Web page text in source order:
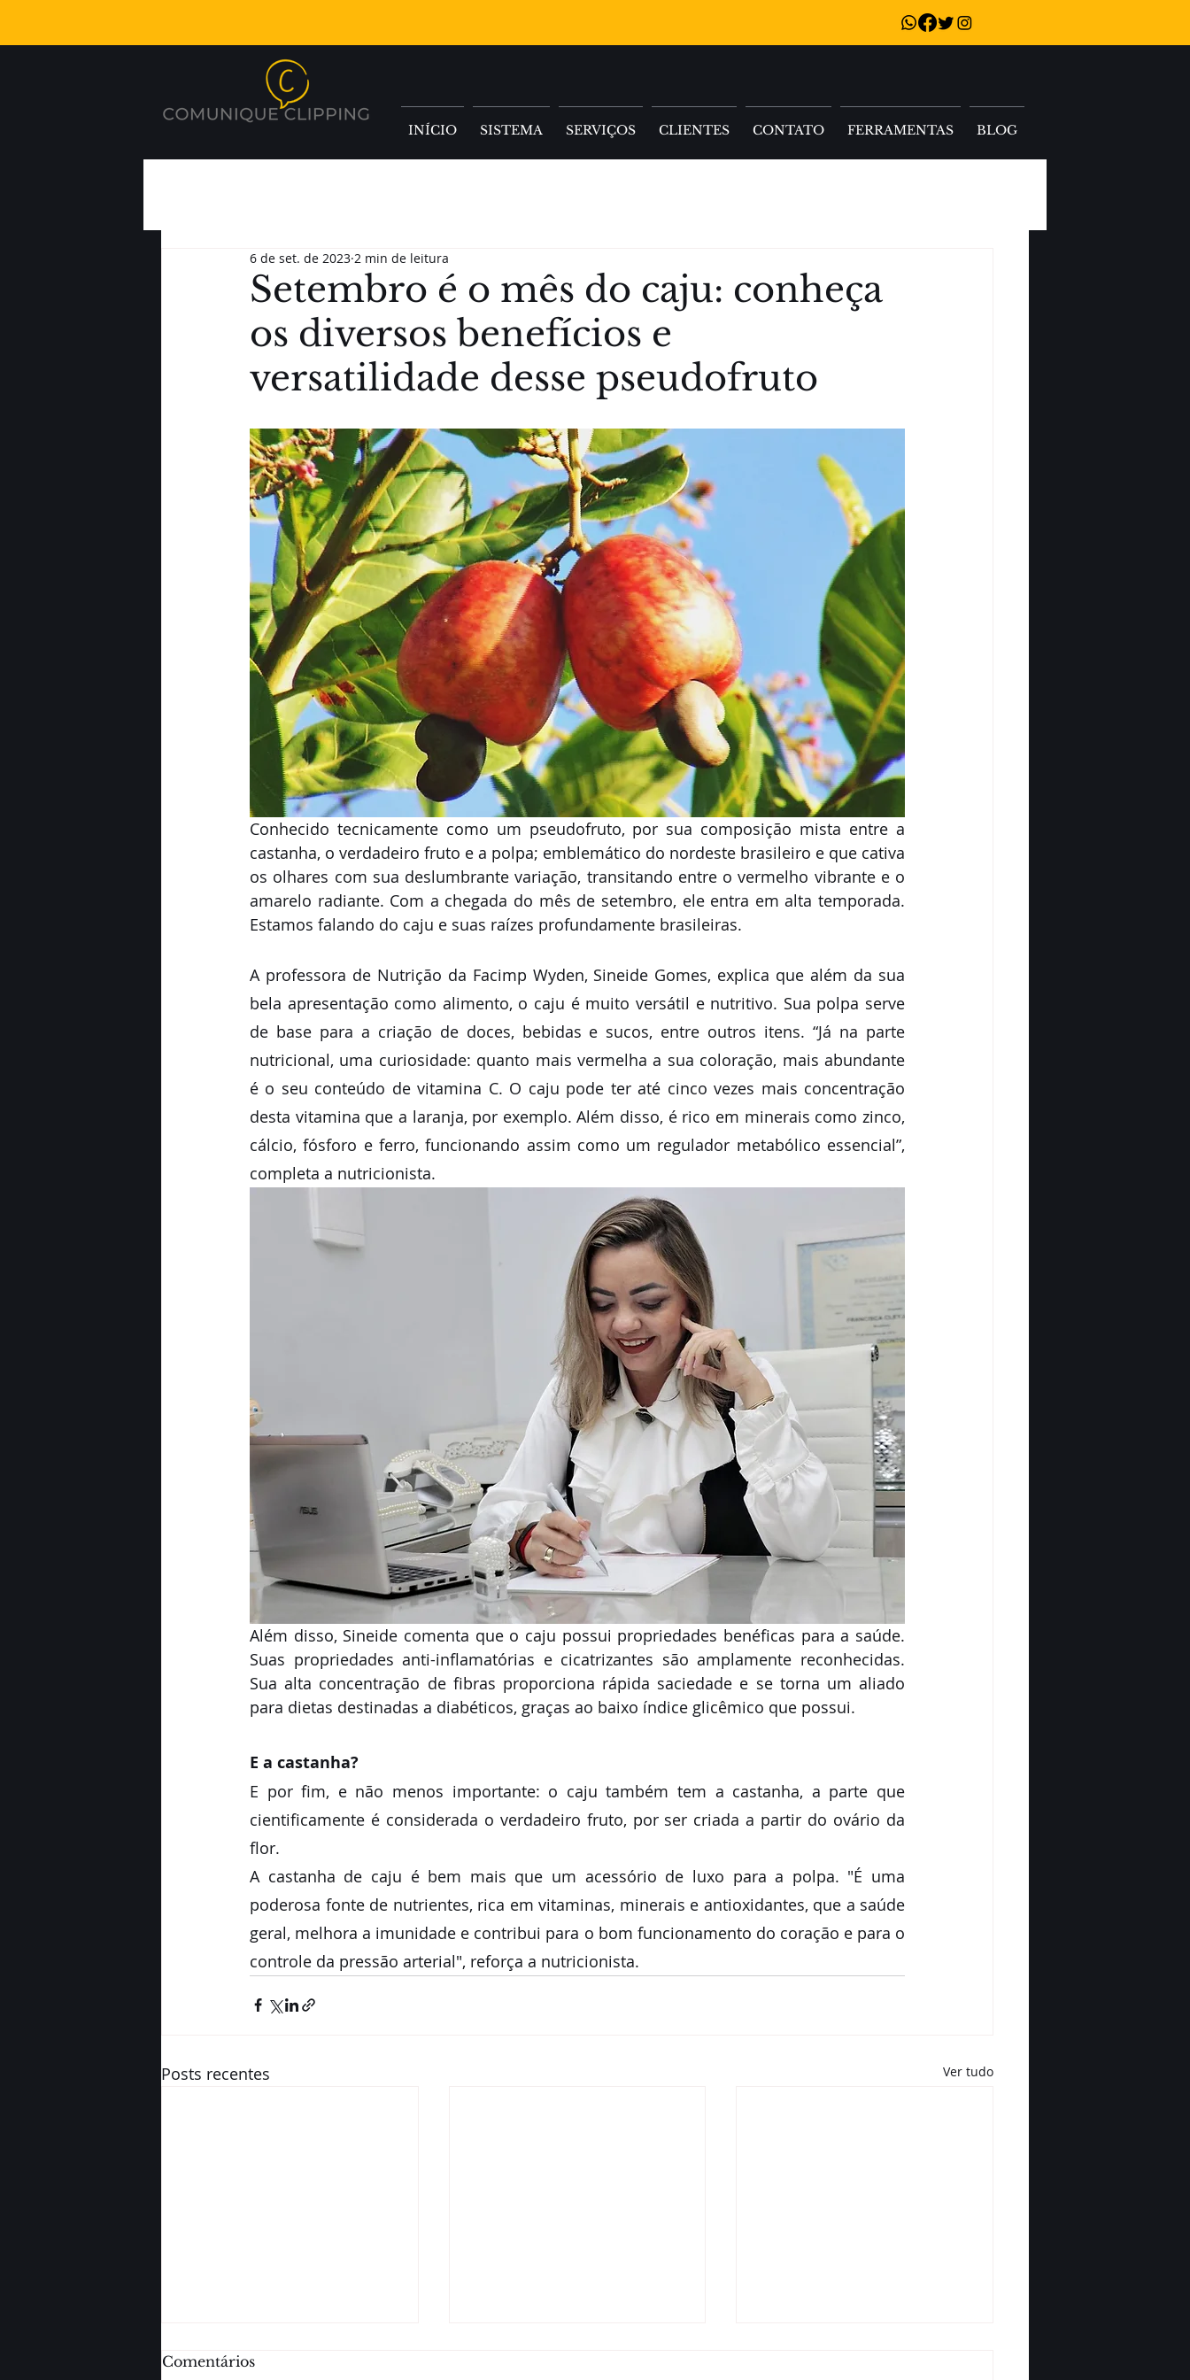
INÍCIO SISTEMA SERVIÇOS CLIENTES CONTATO FERRAMENTAS BLOG
Setembro é o mês do caju: conheça
os diversos benefícios e
versatilidade desse pseudofruto
6 de set. de 2023 2 min de leitura
Conhecido tecnicamente como um pseudofruto, por sua composição mista entre a
castanha, o verdadeiro fruto e a polpa; emblemático do nordeste brasileiro e que cativa
os olhares com sua deslumbrante variação, transitando entre o vermelho vibrante e o
amarelo radiante. Com a chegada do mês de setembro, ele entra em alta temporada.
Estamos falando do caju e suas raízes profundamente brasileiras.
A professora de Nutrição da Facimp Wyden, Sineide Gomes, explica que além da sua
bela apresentação como alimento, o caju é muito versátil e nutritivo. Sua polpa serve
de base para a criação de doces, bebidas e sucos, entre outros itens. “Já na parte
nutricional, uma curiosidade: quanto mais vermelha a sua coloração, mais abundante
é o seu conteúdo de vitamina C. O caju pode ter até cinco vezes mais concentração
desta vitamina que a laranja, por exemplo. Além disso, é rico em minerais como zinco,
cálcio, fósforo e ferro, funcionando assim como um regulador metabólico essencial”,
completa a nutricionista.
Além disso, Sineide comenta que o caju possui propriedades benéficas para a saúde.
Suas propriedades anti-inflamatórias e cicatrizantes são amplamente reconhecidas.
Sua alta concentração de fibras proporciona rápida saciedade e se torna um aliado
para dietas destinadas a diabéticos, graças ao baixo índice glicêmico que possui.
E a castanha?
E por fim, e não menos importante: o caju também tem a castanha, a parte que
cientificamente é considerada o verdadeiro fruto, por ser criada a partir do ovário da
flor.
A castanha de caju é bem mais que um acessório de luxo para a polpa. "É uma
poderosa fonte de nutrientes, rica em vitaminas, minerais e antioxidantes, que a saúde
geral, melhora a imunidade e contribui para o bom funcionamento do coração e para o
controle da pressão arterial", reforça a nutricionista.
Posts recentes Ver tudo
Comentários